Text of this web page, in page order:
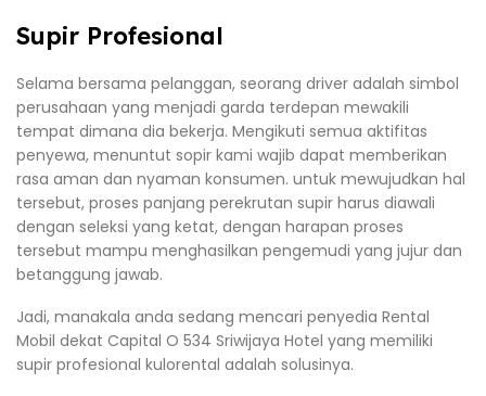
Supir Profesional
Selama bersama pelanggan, seorang driver adalah simbol
perusahaan yang menjadi garda terdepan mewakili
tempat dimana dia bekerja. Mengikuti semua aktifitas
penyewa, menuntut sopir kami wajib dapat memberikan
rasa aman dan nyaman konsumen. untuk mewujudkan hal
tersebut, proses panjang perekrutan supir harus diawali
dengan seleksi yang ketat, dengan harapan proses
tersebut mampu menghasilkan pengemudi yang jujur dan
betanggung jawab.
Jadi, manakala anda sedang mencari penyedia Rental
Mobil dekat Capital O 534 Sriwijaya Hotel yang memiliki
supir profesional kulorental adalah solusinya.